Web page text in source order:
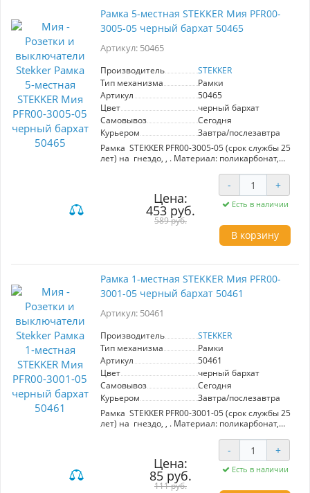
Рамка 5-местная STEKKER Мия PFR00-
3005-05 черный бархат 50465
Артикул: 50465
Производитель
STEKKER
Тип механизма
Рамки
Артикул
50465
Цвет
черный бархат
Самовывоз
Сегодня
Курьером
Завтра/послезавтра
Рамка STEKKER PFR00-3005-05 (срок службы 25
лет) на гнездо, , . Материал: поликарбонат,
Номинальное напряжение , номинальный ток
, диапазон рабочих температур ,
Цена:
453 руб.
589 руб.
- +
Есть в наличии
В корзину
Рамка 1-местная STEKKER Мия PFR00-
3001-05 черный бархат 50461
Артикул: 50461
Производитель
STEKKER
Тип механизма
Рамки
Артикул
50461
Цвет
черный бархат
Самовывоз
Сегодня
Курьером
Завтра/послезавтра
Рамка STEKKER PFR00-3001-05 (срок службы 25
лет) на гнездо, , . Материал: поликарбонат,
Номинальное напряжение , номинальный ток
, диапазон рабочих температур ,
Цена:
85 руб.
111 руб.
- +
Есть в наличии